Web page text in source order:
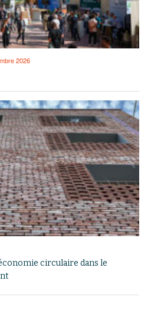
2026
circulaire dans le